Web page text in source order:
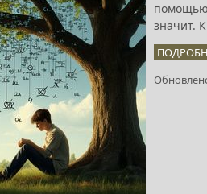
помощью
значит.